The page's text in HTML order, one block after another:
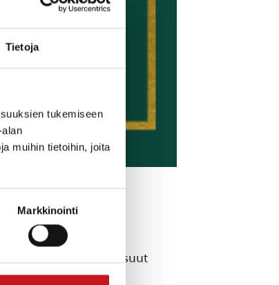
Tietoja
tukemiseen
muihin tietoihin, joita
Markkinointi
kello 10-19.
Lisäksi pistetään suut